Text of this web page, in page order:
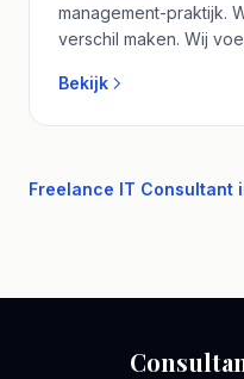
management-praktijk.
verschil maken. Wij
team. Eén senior IT
Bekijk
Freelance IT Consultant